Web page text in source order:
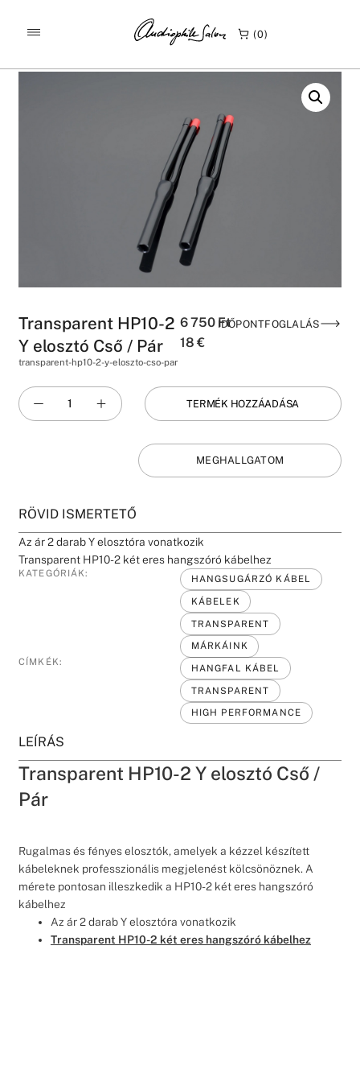
0
KEZDŐLAP TERMÉKEK
/
TRANSPARENT HP10-2 Y ELOSZTÓ CSŐ / PÁR
IDŐPONTFOGLALÁS
Transparent HP10-2
Y elosztó Cső / Pár
transparent-hp10-2-y-eloszto-cso-par
6 750 Ft
18€
TERMÉK HOZZÁADÁSA
MEGHALLGATOM
RÖVID ISMERTETŐ
Az ár 2 darab Y elosztóra vonatkozik
Transparent HP10-2 két eres hangszóró kábelhez
KATEGÓRIÁK:
HANGSUGÁRZÓ KÁBEL
KÁBELEK
TRANSPARENT
MÁRKÁINK
CÍMKÉK:
HANGFAL KÁBEL
TRANSPARENT
HIGH PERFORMANCE
LEÍRÁS
Transparent HP10-2 Y elosztó Cső /
Pár
Rugalmas és fényes elosztók, amelyek a kézzel készített
kábeleknek professzionális megjelenést kölcsönöznek. A
mérete pontosan illeszkedik a HP10-2 két eres hangszóró
kábelhez
Az ár 2 darab Y elosztóra vonatkozik
Transparent HP10-2 két eres hangszóró kábelhez